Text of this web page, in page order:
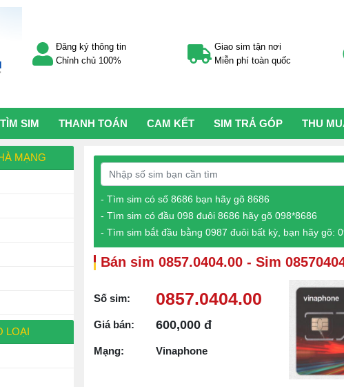
Đăng ký thông tin
Chỉnh chủ 100%
Giao sim tận nơi
Miễn phí toàn quốc
TÌM SIM THANH TOÁN CAM KẾT SIM TRẢ GÓP THU
- Tìm sim có số 8686 bạn hãy gõ 8686
- Tìm sim có đầu 098 đuôi 8686 hãy gõ 098*8686
- Tìm sim bắt đầu bằng 0987 đuôi bất kỳ, bạn hãy gõ:
Bán sim 0857.0404.00 - Sim
Số sim: 0857.0404.00
Giá bán: 600,000 đ
Mạng: Vinaphone
MẠNG
LOẠI